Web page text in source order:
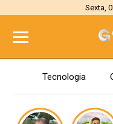
Sexta,
Tecnologia